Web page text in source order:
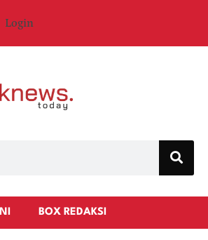
Login
BOX REDAKSI